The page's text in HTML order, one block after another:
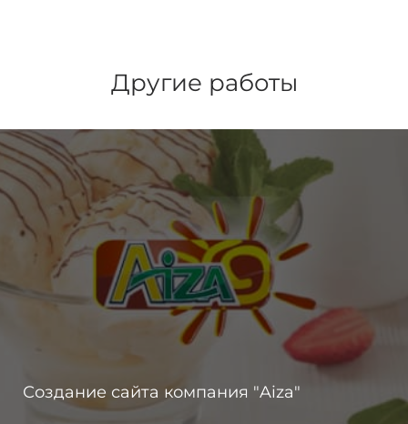
Другие работы
Создание сайта компания "Aiza"